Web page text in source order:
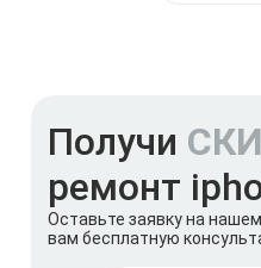
Получи
ремонт
Оставьте заявку на
вам бесплатную